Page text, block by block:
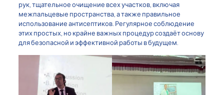
рук, тщательное очищение всех участков, включая
межпальцевые пространства, а также правильное
использование антисептиков. Регулярное соблюдение
этих простых, но крайне важных процедур создаёт основу
для безопасной и эффективной работы в будущем.